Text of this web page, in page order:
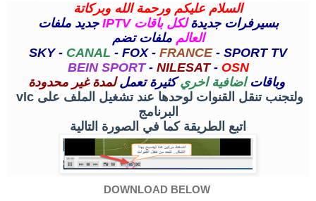
السلام عليكم ورحمة الله وبركاتة
جديد ملفات IPTV بسيرفرات جديدةلكل باقات
العالمملفات تضم
SKY - CANAL - FOX - FRANCE - SPORT TV
BEIN SPORT- NILESAT- OSN
وباقاتاضافية اخريكثيرة تعمل
لمدة غير محدودة
vlc ولتجنب تنقل القنوات لوحدها عند تشغيل الملف على
البرنامج
اتبع الطريقة كما في الصورة التالية
DOWNLOAD BELOW